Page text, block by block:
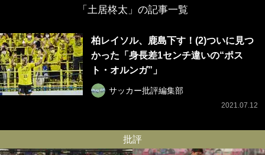
「土居柊太」の記事一覧
柏レイソル、鹿島下す！(2)ついに見つ
かった「身長差1センチ違いの“ポス
ト・オルンガ”」
サッカー批評編集部
2021.07.12
批評